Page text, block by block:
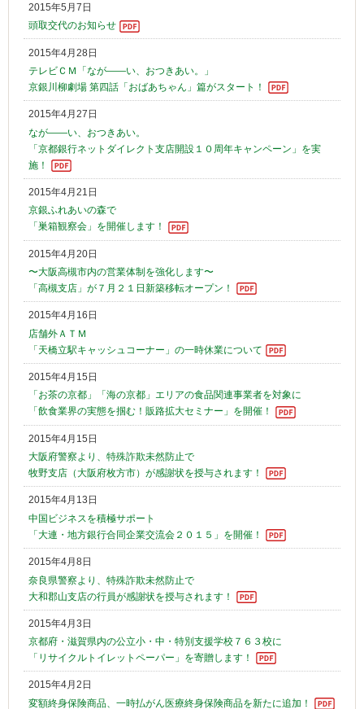
2015年5月7日
頭取交代のお知らせ
2015年4月28日
テレビＣＭ「なが――い、おつきあい。」
京銀川柳劇場 第四話「おばあちゃん」篇がスタート！
2015年4月27日
なが――い、おつきあい。
「京都銀行ネットダイレクト支店開設１０周年キャンペーン」を実
施！
2015年4月21日
京銀ふれあいの森で
「巣箱観察会」を開催します！
2015年4月20日
〜大阪高槻市内の営業体制を強化します〜
「高槻支店」が７月２１日新築移転オープン！
2015年4月16日
店舗外ＡＴＭ
「天橋立駅キャッシュコーナー」の一時休業について
2015年4月15日
「お茶の京都」「海の京都」エリアの食品関連事業者を対象に
「飲食業界の実態を掴む！販路拡大セミナー」を開催！
2015年4月15日
大阪府警察より、特殊詐欺未然防止で
牧野支店（大阪府枚方市）が感謝状を授与されます！
2015年4月13日
中国ビジネスを積極サポート
「大連・地方銀行合同企業交流会２０１５」を開催！
2015年4月8日
奈良県警察より、特殊詐欺未然防止で
大和郡山支店の行員が感謝状を授与されます！
2015年4月3日
京都府・滋賀県内の公立小・中・特別支援学校７６３校に
「リサイクルトイレットペーパー」を寄贈します！
2015年4月2日
変額終身保険商品、一時払がん医療終身保険商品を新たに追加！